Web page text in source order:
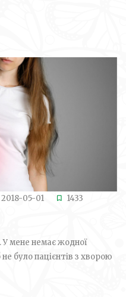
2018-05-01 1433
У мене немає жодної
було пацієнтів з хворою